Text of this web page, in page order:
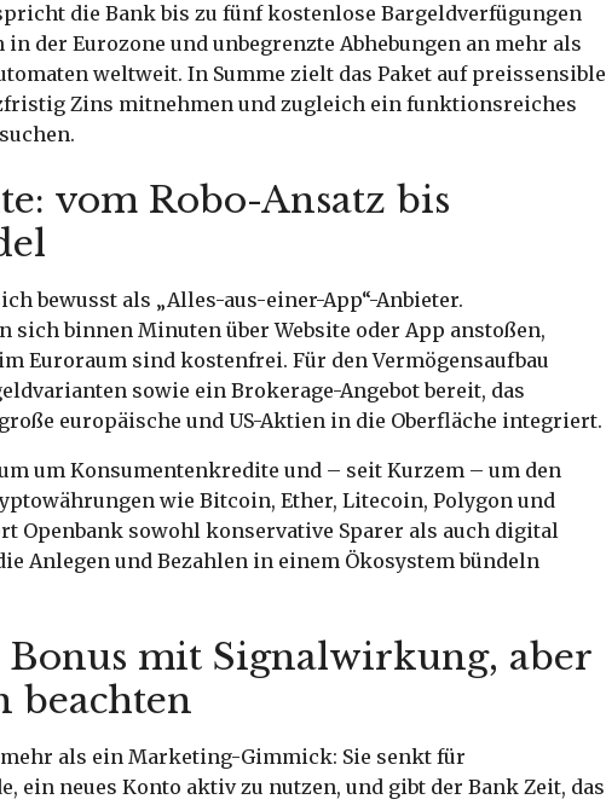
die Bank bis zu fünf kostenlose Bargeldverfügungen
der Eurozone und unbegrenzte Abhebungen an mehr als
weltweit. In Summe zielt das Paket auf preissensible
Zins mitnehmen und zugleich ein funktionsreiches
vom Robo-Ansatz bis
bewusst als „Alles-aus-einer-App“-Anbieter.
sich binnen Minuten über Website oder App anstoßen,
Euroraum sind kostenfrei. Für den Vermögensaufbau
sowie ein Brokerage-Angebot bereit, das
europäische und US-Aktien in die Oberfläche integriert.
um Konsumentenkredite und – seit Kurzem – um den
wie Bitcoin, Ether, Litecoin, Polygon und
Openbank sowohl konservative Sparer als auch digital
Anlegen und Bezahlen in einem Ökosystem bündeln
mit Signalwirkung, aber
beachten
als ein Marketing-Gimmick: Sie senkt für
ein neues Konto aktiv zu nutzen, und gibt der Bank Zeit, das